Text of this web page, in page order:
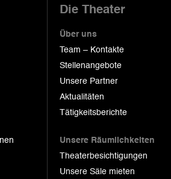
Die Theater
Über uns
Team – Kontakte
Stellenangebote
Unsere Partner
Aktualitäten
Tätigkeitsberichte
Unsere Räumlichkeiten
Theaterbesichtigungen
Unsere Säle mieten